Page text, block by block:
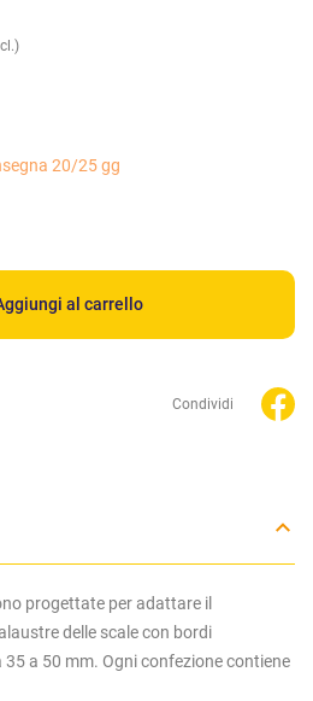
20/25 gg
al carrello
Condividi
progettate per adattare il
delle scale con bordi
a 50 mm. Ogni confezione contiene